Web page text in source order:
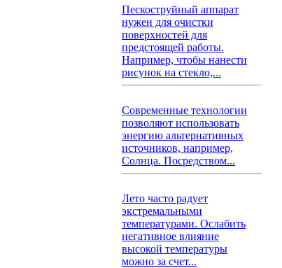
Пескоструйный аппарат
нужен для очистки
поверхностей для
предстоящей работы.
Например, чтобы нанести
рисунок на стекло,...
Современные технологии
позволяют использовать
энергию альтернативных
источников, например,
Солнца. Посредством...
Лето часто радует
экстремальными
температурами. Ослабить
негативное влияние
высокой температуры
можно за счет...